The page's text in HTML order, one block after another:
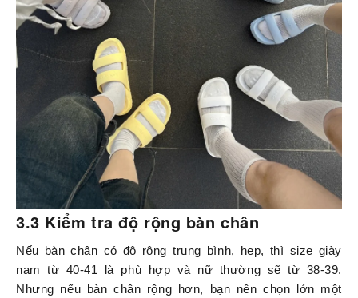
3.3 Kiểm tra độ rộng bàn chân
Nếu bàn chân có độ rộng trung bình, hẹp, thì size giày
nam từ 40-41 là phù hợp và nữ thường sẽ từ 38-39.
Nhưng nếu bàn chân rộng hơn, bạn nên chọn lớn một